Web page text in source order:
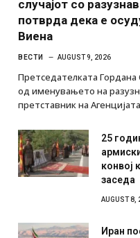
случајот со
потврда дека е
Виена
ВЕСТИ AUGUST 9, 2026
Претседателката
од именувањето на
претставник на
25
конвој
заседа
AUGUST 8,
Иран